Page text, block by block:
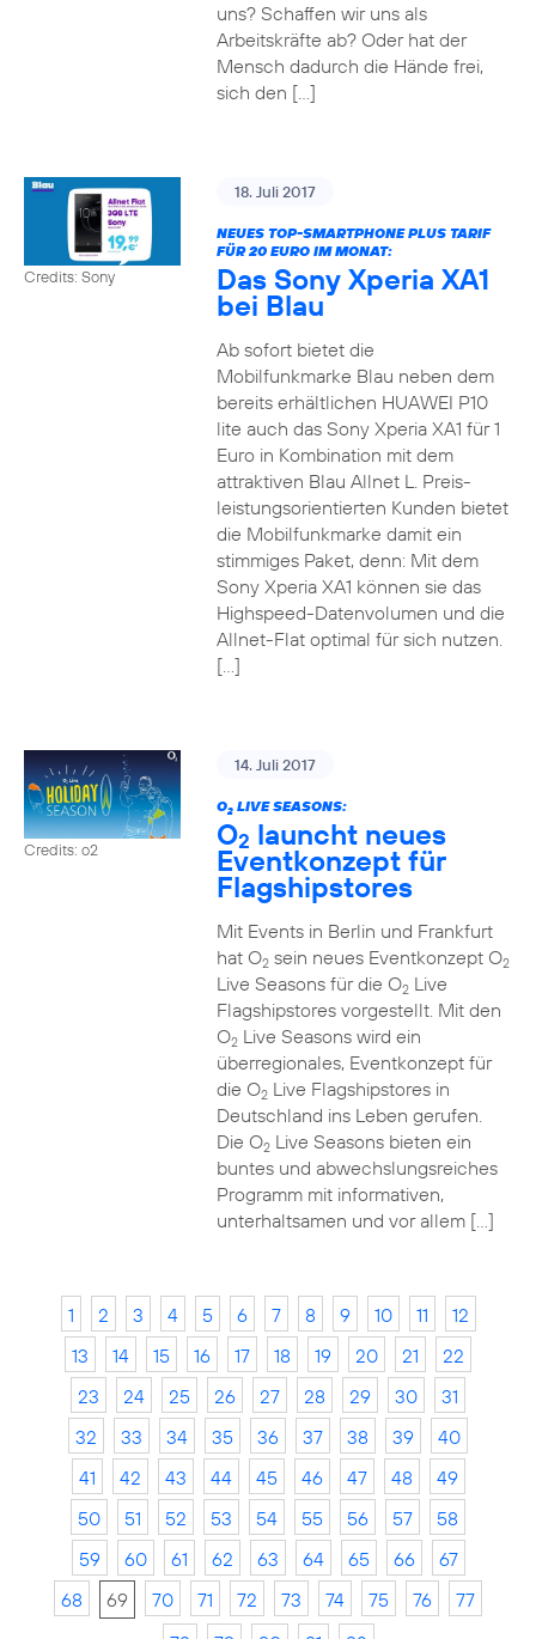
uns? Schaffen wir uns als
Arbeitskräfte ab? Oder hat der
Mensch dadurch die Hände frei,
sich den […]
Credits: Sony
18. Juli 2017
NEUES TOP-SMARTPHONE PLUS TARIF
FÜR 20 EURO IM MONAT:
Das Sony Xperia XA1
bei Blau
Ab sofort bietet die
Mobilfunkmarke Blau neben dem
bereits erhältlichen HUAWEI P10
lite auch das Sony Xperia XA1 für 1
Euro in Kombination mit dem
attraktiven Blau Allnet L. Preis-
leistungsorientierten Kunden bietet
die Mobilfunkmarke damit ein
stimmiges Paket, denn: Mit dem
Sony Xperia XA1 können sie das
Highspeed-Datenvolumen und die
Allnet-Flat optimal für sich nutzen.
[…]
Credits: o2
14. Juli 2017
O2LIVE SEASONS:
O2 launcht neues
Eventkonzept für
Flagshipstores
Mit Events in Berlin und Frankfurt
hat O2sein neues Eventkonzept O2
Live Seasons für die O2Live
Flagshipstores vorgestellt. Mit den
O2Live Seasons wird ein
überregionales, Eventkonzept für
die O2Live Flagshipstores in
Deutschland ins Leben gerufen.
Die O2Live Seasons bieten ein
buntes und abwechslungsreiches
Programm mit informativen,
unterhaltsamen und vor allem […]
1 2 3 4 5 6 7 8 9 10 11
12
13
14 15 16 17 18 19 20 21
22
23
24 25 26 27 28 29 30
31
32
33 34 35 36 37 38 39
40
41
42 43 44 45 46 47 48
49
50
51 52 53 54 55 56 57
58
59
60 61 62 63 64 65 66
67
68
69 70 71 72 73 74 75 76
77